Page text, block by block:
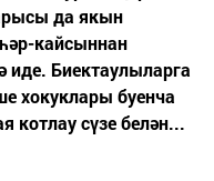
да якын
кайсыннан
Биектаулыларга
хокуклары буенча
котлау сүзе белән...